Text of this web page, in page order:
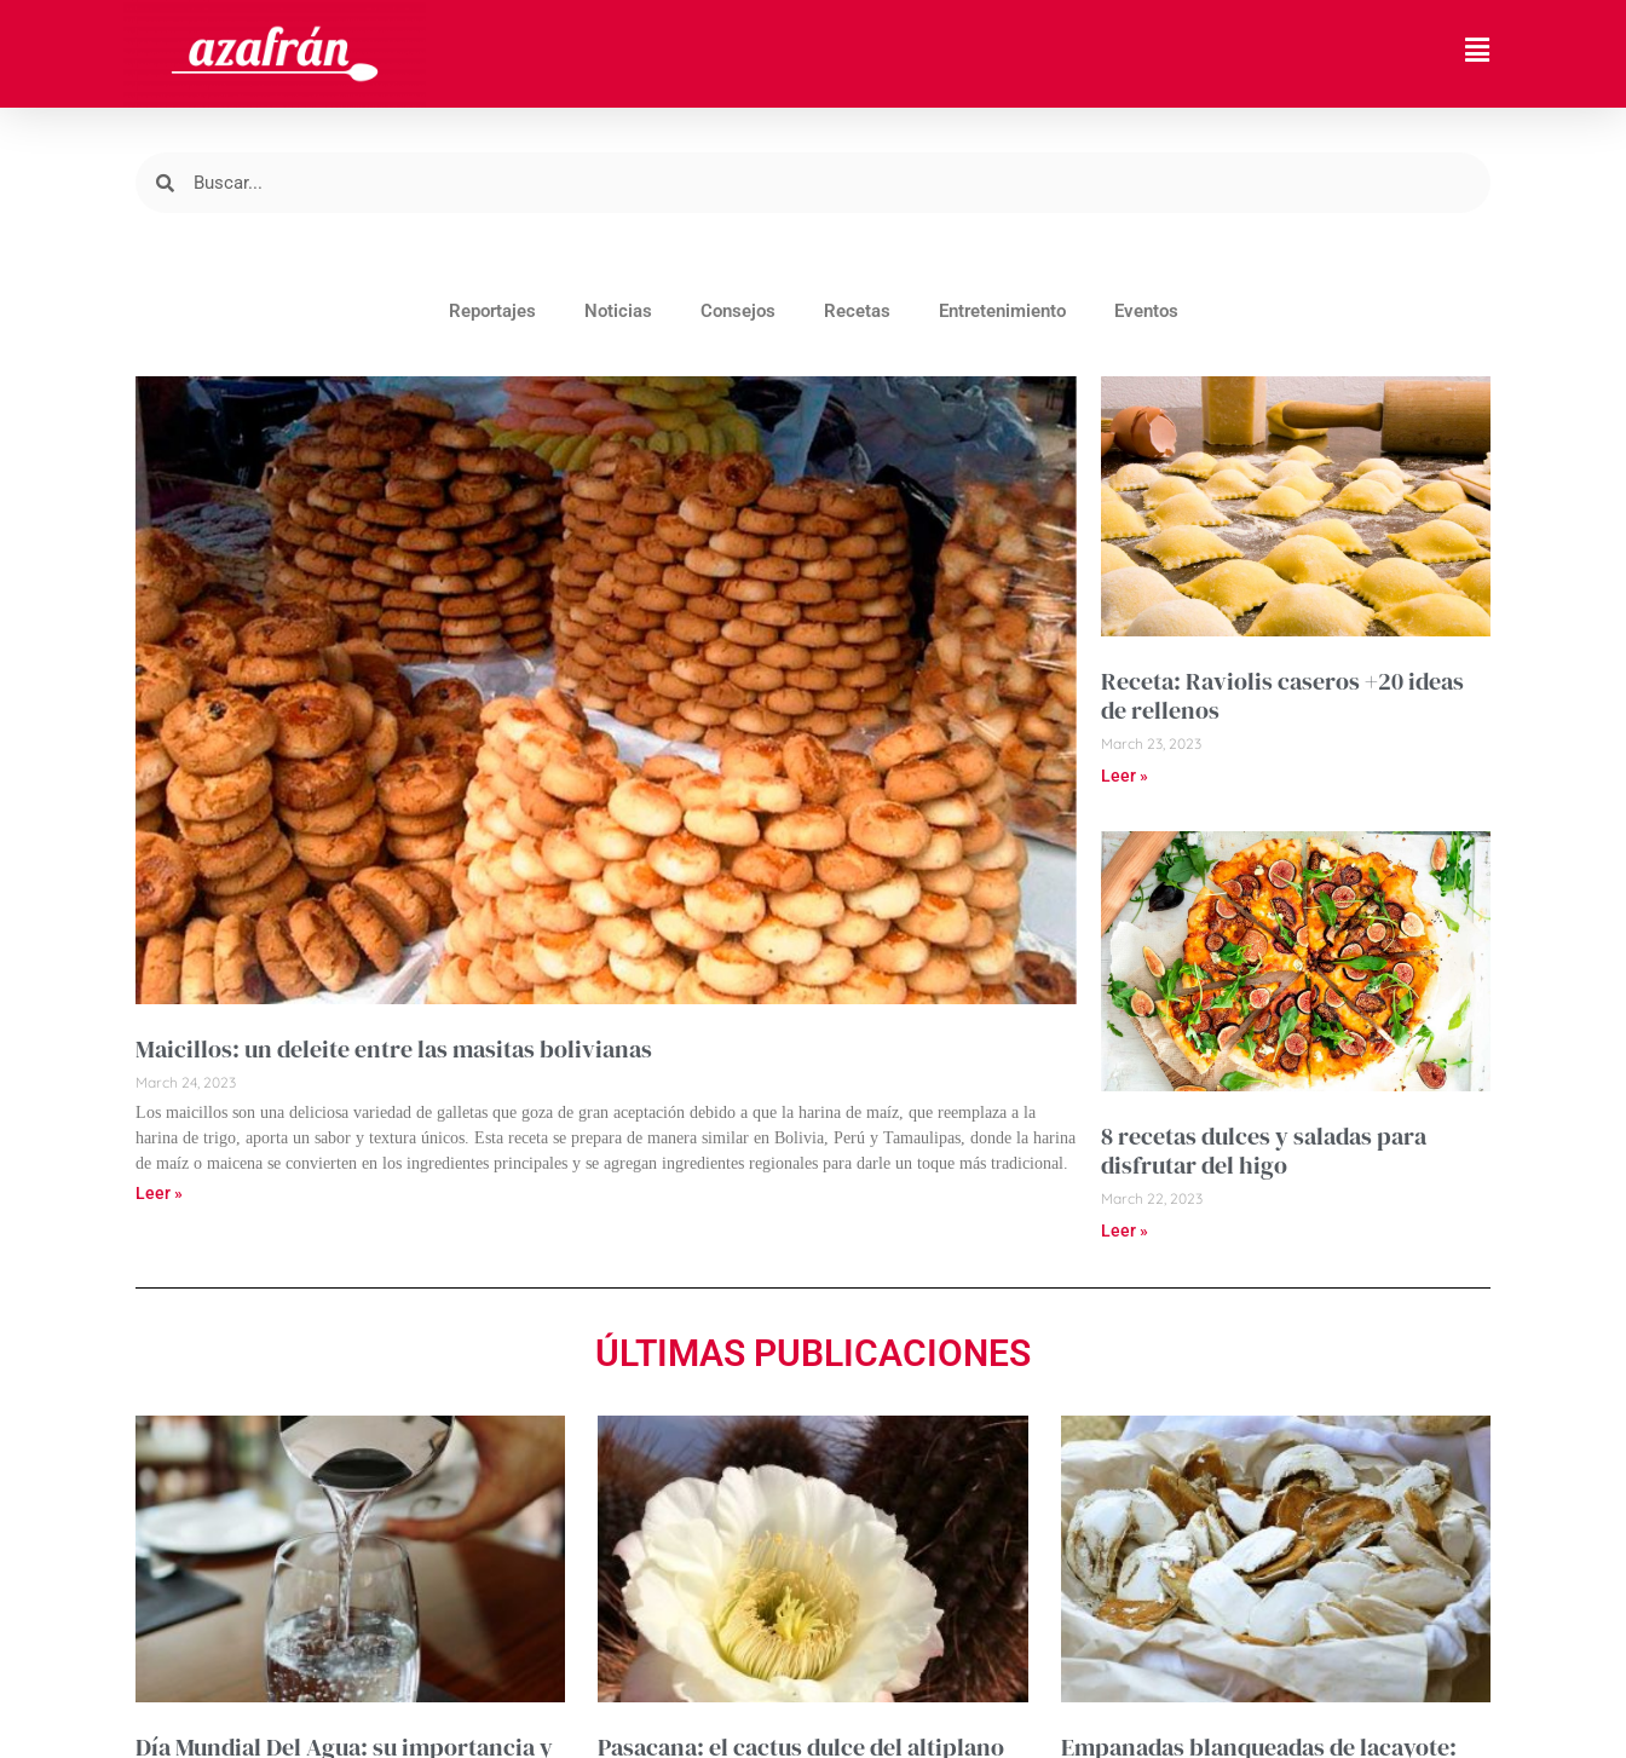
Reportajes Noticias Consejos Recetas Entretenimiento Eventos
Maicillos: un deleite entre las masitas bolivianas
March 24, 2023
Los maicillos son una deliciosa variedad de galletas que goza de gran aceptación debido a que la harina de maíz, que reemplaza a la
harina de trigo, aporta un sabor y textura únicos. Esta receta se prepara de manera similar en Bolivia, Perú y Tamaulipas, donde la harina
de maíz o maicena se convierten en los ingredientes principales y se agregan ingredientes regionales para darle un toque más tradicional.
Leer »
Receta: Raviolis caseros +20 ideas
de rellenos
March 23, 2023
Leer »
8 recetas dulces y saladas para
disfrutar del higo
March 22, 2023
Leer »
ÚLTIMAS PUBLICACIONES
Día Mundial Del Agua: su importancia y
Pasacana: el cactus dulce del altiplano
Empanadas blanqueadas de lacayote: